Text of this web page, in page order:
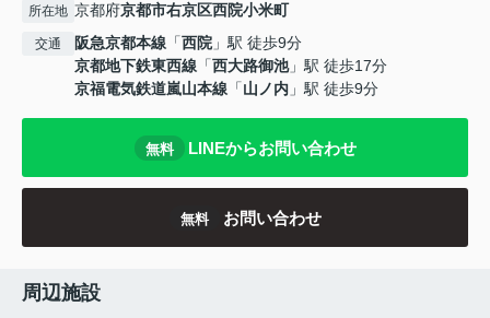
所在地 京都府京都市右京区西院小米町
交通 阪急京都本線 「西院 」駅 徒歩9分
京都地下鉄東西線 「西大路御池」駅 徒歩17分
京福電気鉄道嵐山本線 「山ノ内 」駅 徒歩9分
無料 LINEからお問い合わせ
無料 お問い合わせ
周辺施設